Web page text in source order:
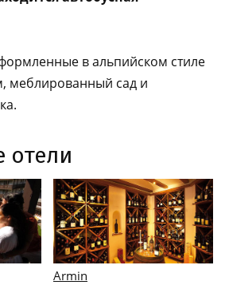
в альпийском стиле
меблированный сад и
Armin